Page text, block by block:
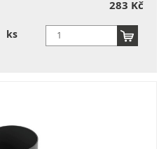
283 Kč
ks